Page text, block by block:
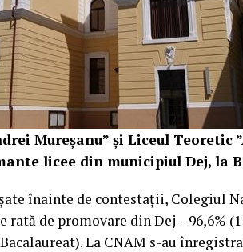
Mureșanu” și Liceul Teoretic
licee din municipiul Dej, la
înainte de contestații, Colegiul
de promovare din Dej – 96,6%
La CNAM s-au